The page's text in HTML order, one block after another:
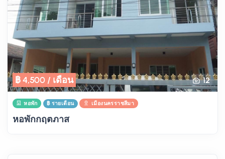
฿ 4,500 / เดือน 12
หอพัก ฿ รายเดือน เมืองนครราชสีมา
หอพักกฤตภาส